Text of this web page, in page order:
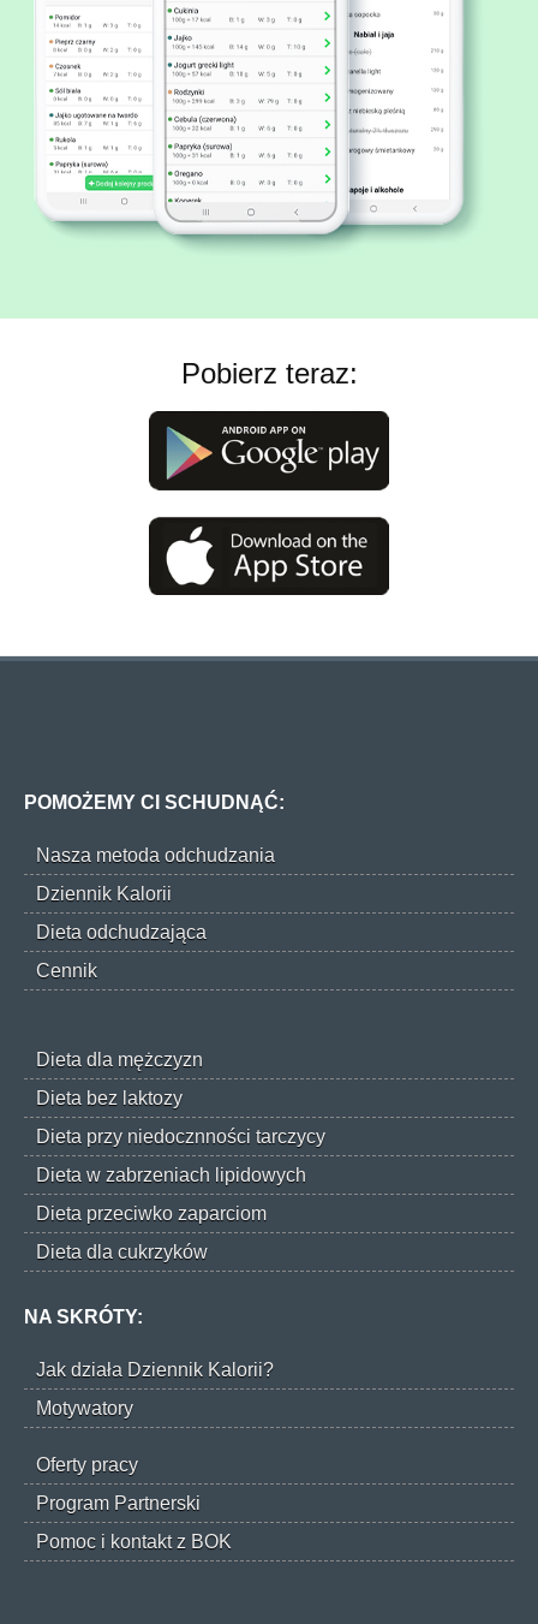
Pobierz teraz:
POMOŻEMY CI SCHUDNĄĆ:
Nasza metoda odchudzania
Dziennik Kalorii
Dieta odchudzająca
Cennik
Dieta dla mężczyzn
Dieta bez laktozy
Dieta przy niedocznności tarczycy
Dieta w zabrzeniach lipidowych
Dieta przeciwko zaparciom
Dieta dla cukrzyków
NA SKRÓTY:
Jak działa Dziennik Kalorii?
Motywatory
Oferty pracy
Program Partnerski
Pomoc i kontakt z BOK